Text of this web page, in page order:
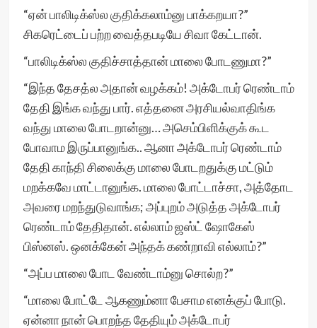
“ஏன் பாலிடிக்ஸ்ல குதிக்கலாம்னு பாக்கறயா?”
சிகரெட்டைப் பற்ற வைத்தபடியே சிவா கேட்டான்.
“பாலிடிக்ஸ்ல குதிச்சாத்தான் மாலை போடணுமா?”
“இந்த தேசத்ல அதான் வழக்கம்! அக்டோபர் ரெண்டாம்
தேதி இங்க வந்து பார். எத்தனை அரசியல்வாதிங்க
வந்து மாலை போடறான்னு… அசெம்பிளிக்குக் கூட
போவாம இருப்பானுங்க.. ஆனா அக்டோபர் ரெண்டாம்
தேதி காந்தி சிலைக்கு மாலை போடறதுக்கு மட்டும்
மறக்கவே மாட்டானுங்க. மாலை போட்டாச்சா, அத்தோட
அவரை மறந்துடுவாங்க; அப்புறம் அடுத்த அக்டோபர்
ரெண்டாம் தேதிதான். எல்லாம் ஜஸ்ட் ஷோகேஸ்
பிஸ்னஸ். ஒனக்கேன் அந்தக் கண்றாவி எல்லாம்?”
“அப்ப மாலை போட வேண்டாம்னு சொல்ற?”
“மாலை போட்டே ஆகணும்னா பேசாம எனக்குப் போடு.
ஏன்னா நான் பொறந்த தேதியும் அக்டோபர்